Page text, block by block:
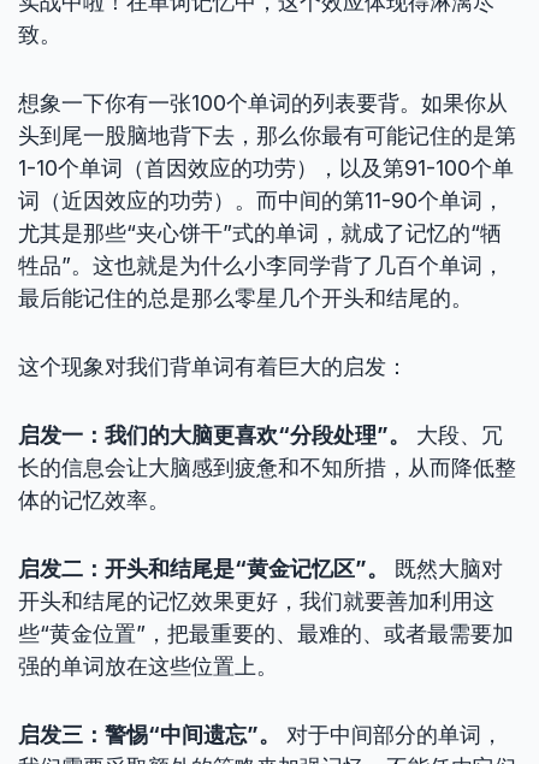
致。
想象一下你有一张100个单词的列表要背。如果你从
头到尾一股脑地背下去，那么你最有可能记住的是第
1-10个单词（首因效应的功劳），以及第91-100个单
词（近因效应的功劳）。而中间的第11-90个单词，
尤其是那些“夹心饼干”式的单词，就成了记忆的“牺
牲品”。这也就是为什么小李同学背了几百个单词，
最后能记住的总是那么零星几个开头和结尾的。
这个现象对我们背单词有着巨大的启发：
启发一：我们的大脑更喜欢“分段处理”。
大段、冗
长的信息会让大脑感到疲惫和不知所措，从而降低整
体的记忆效率。
启发二：开头和结尾是“黄金记忆区”。
既然大脑对
开头和结尾的记忆效果更好，我们就要善加利用这
些“黄金位置”，把最重要的、最难的、或者最需要加
强的单词放在这些位置上。
启发三：警惕“中间遗忘”。
对于中间部分的单词，